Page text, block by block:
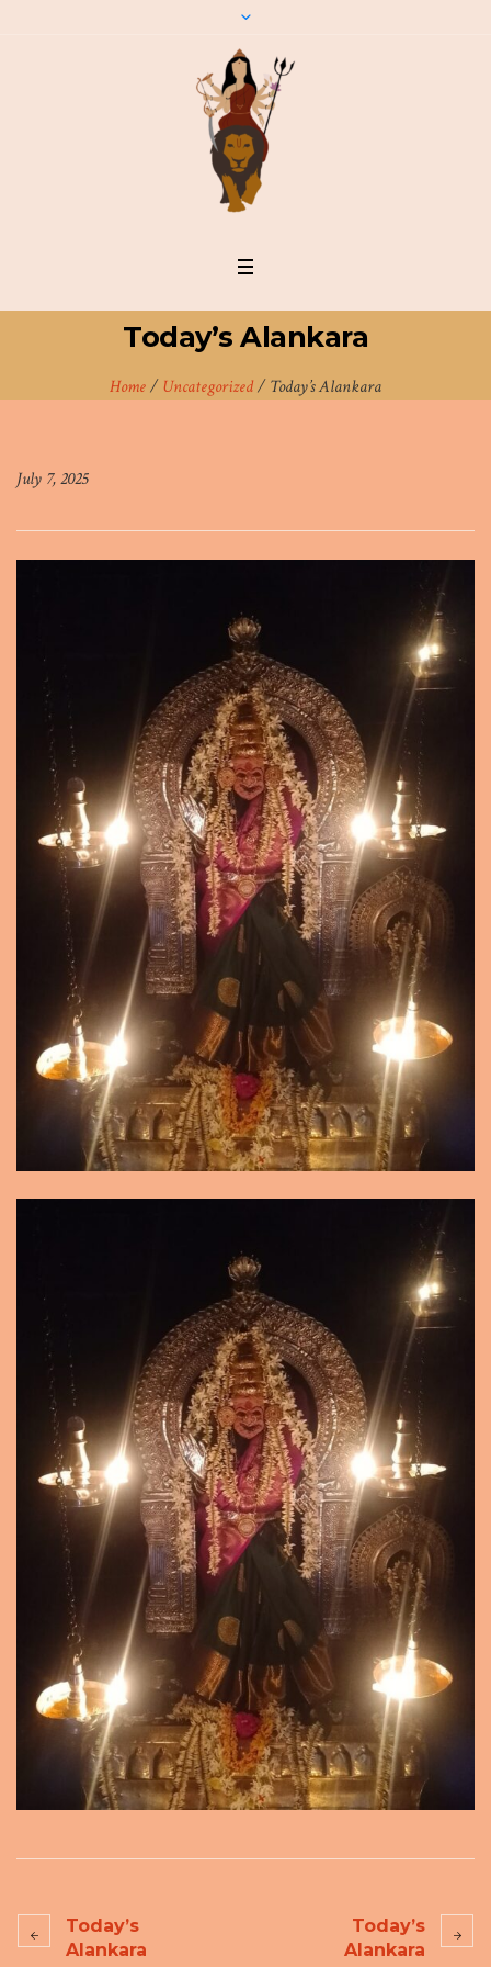
Today’s Alankara
Home/Uncategorized/Today’s Alankara
July 7, 2025
Today’s
Alankara
Today’s
Alankara